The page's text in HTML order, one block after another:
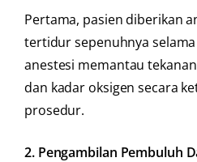
Pertama, pasien diberikan
tertidur sepenuhnya
anestesi memantau
dan kadar oksigen secara
prosedur.
2. Pengambilan Pembuluh